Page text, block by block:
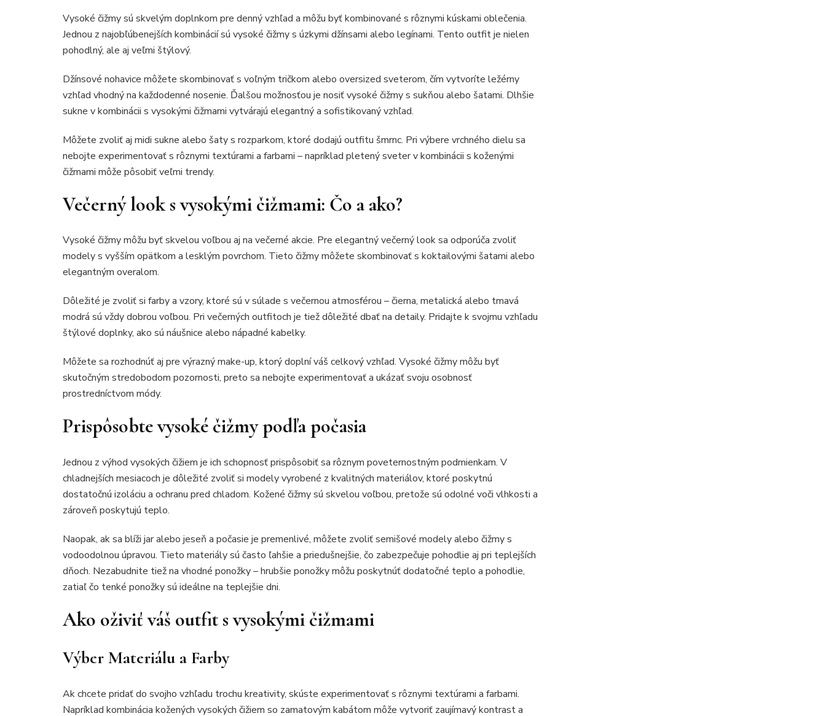
Vysoké čižmy sú skvelým doplnkom pre denný vzhľad a môžu byť kombinované s rôznymi kúskami oblečenia.
Jednou z najobľúbenejších kombinácií sú vysoké čižmy s úzkymi džínsami alebo legínami. Tento outfit je nielen
pohodlný, ale aj veľmi štýlový.
Džínsové nohavice môžete skombinovať s voľným tričkom alebo oversized sveterom, čím vytvoríte ležérny
vzhľad vhodný na každodenné nosenie. Ďalšou možnosťou je nosiť vysoké čižmy s sukňou alebo šatami. Dlhšie
sukne v kombinácii s vysokými čižmami vytvárajú elegantný a sofistikovaný vzhľad.
Môžete zvoliť aj midi sukne alebo šaty s rozparkom, ktoré dodajú outfitu šmrnc. Pri výbere vrchného dielu sa
nebojte experimentovať s rôznymi textúrami a farbami – napríklad pletený sveter v kombinácii s koženými
čižmami môže pôsobiť veľmi trendy.
Večerný look s vysokými čižmami: Čo a ako?
Vysoké čižmy môžu byť skvelou voľbou aj na večerné akcie. Pre elegantný večerný look sa odporúča zvoliť
modely s vyšším opätkom a lesklým povrchom. Tieto čižmy môžete skombinovať s koktailovými šatami alebo
elegantným overalom.
Dôležité je zvoliť si farby a vzory, ktoré sú v súlade s večernou atmosférou – čierna, metalická alebo tmavá
modrá sú vždy dobrou voľbou. Pri večerných outfitoch je tiež dôležité dbať na detaily. Pridajte k svojmu vzhľadu
štýlové doplnky, ako sú náušnice alebo nápadné kabelky.
Môžete sa rozhodnúť aj pre výrazný make-up, ktorý doplní váš celkový vzhľad. Vysoké čižmy môžu byť
skutočným stredobodom pozornosti, preto sa nebojte experimentovať a ukázať svoju osobnosť
prostredníctvom módy.
Prispôsobte vysoké čižmy podľa počasia
Jednou z výhod vysokých čižiem je ich schopnosť prispôsobiť sa rôznym poveternostným podmienkam. V
chladnejších mesiacoch je dôležité zvoliť si modely vyrobené z kvalitných materiálov, ktoré poskytnú
dostatočnú izoláciu a ochranu pred chladom. Kožené čižmy sú skvelou voľbou, pretože sú odolné voči vlhkosti a
zároveň poskytujú teplo.
Naopak, ak sa blíži jar alebo jeseň a počasie je premenlivé, môžete zvoliť semišové modely alebo čižmy s
vodoodolnou úpravou. Tieto materiály sú často ľahšie a priedušnejšie, čo zabezpečuje pohodlie aj pri teplejších
dňoch. Nezabudnite tiež na vhodné ponožky – hrubšie ponožky môžu poskytnúť dodatočné teplo a pohodlie,
zatiaľ čo tenké ponožky sú ideálne na teplejšie dni.
Ako oživiť váš outfit s vysokými čižmami
Výber Materiálu a Farby
Ak chcete pridať do svojho vzhľadu trochu kreativity, skúste experimentovať s rôznymi textúrami a farbami.
Napríklad kombinácia kožených vysokých čižiem so zamatovým kabátom môže vytvoriť zaujímavý kontrast a